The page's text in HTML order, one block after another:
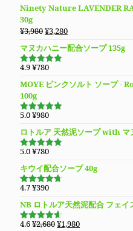
た。
す。
は
で
し
た。
格
で
す。
Ninety Nature LAVENDER
30g
¥3,980元
価
格
¥3,980
で
し
¥3,280現
在
の
は
マヌカハニー配合ソープ 135g
5段階で
価
4.9¥780
MOYE ピンクソルト ソープ -
100g
5段階で
5.0¥980
ロトルア 天然泥ソープ with マ
5段階で
5.0¥780
キウイ配合ソープ 40g
5段階で
価
4.7¥390
NB ロトルア天然泥配合 フェイ
5段階で
4.6¥2,680元
¥1,980現